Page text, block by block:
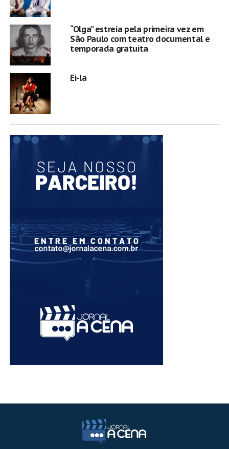
“Olga” estreia pela primeira vez em
São Paulo com teatro documental e
temporada gratuita
Ei-la